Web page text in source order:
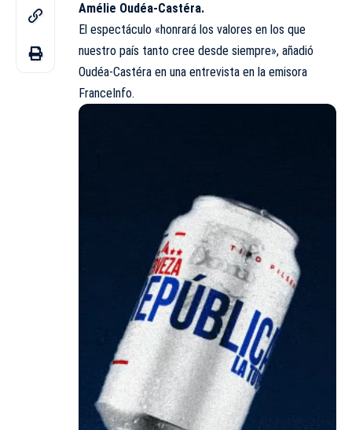
Amélie Oudéa-Castéra.
El espectáculo «honrará los valores en los que
nuestro país tanto cree desde siempre», añadió
Oudéa-Castéra en una entrevista en la emisora
FranceInfo.